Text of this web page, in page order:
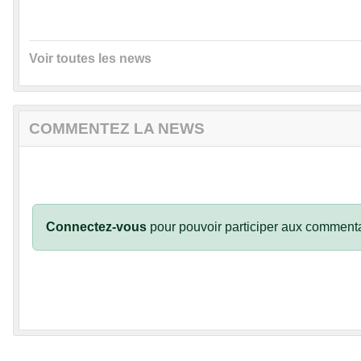
Voir toutes les news
COMMENTEZ LA NEWS
Connectez-vous pour pouvoir participer aux